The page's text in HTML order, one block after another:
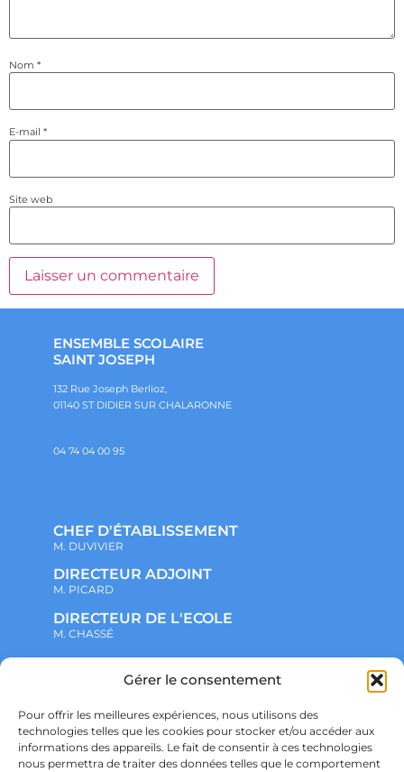
Gérer le consentement
Pour offrir les meilleures expériences, nous utilisons des
technologies telles que les cookies pour stocker et/ou accéder aux
informations des appareils. Le fait de consentir à ces technologies
nous permettra de traiter des données telles que le comportement
Nom *
E-mail *
Site web
ENSEMBLE SCOLAIRE
SAINT JOSEPH
132 Rue Joseph Berlioz,
01140 ST DIDIER SUR CHALARONNE
04 74 04 00 95
CHEF D'ÉTABLISSEMENT
M. DUVIVIER
DIRECTEUR ADJOINT
M. PICARD
DIRECTEUR DE L'ECOLE
M. CHASSÉ
NOTRE ENSEMBLE SCOLAIRE
ADMINISTRATIF
VIE ASSOCIATIVE
PARTENARIATS
CONTACT
PRÉ-INSCRIPTION